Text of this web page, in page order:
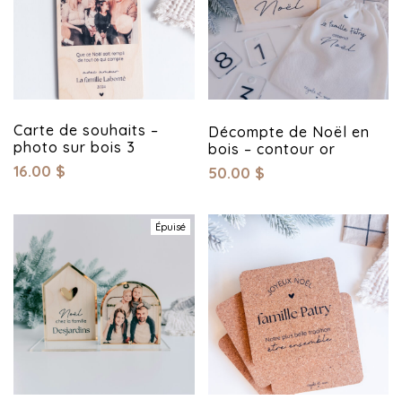
Carte de souhaits –
photo sur bois 3
16.00 $
Décompte de Noël en
bois – contour or
50.00 $
Épuisé